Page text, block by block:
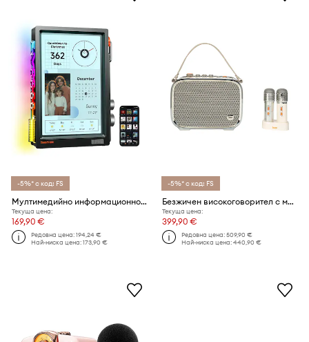
-5%* с код: FS
Мултимедийно информационно табло Divoom Times Frame 25,4 x 13,97 x 2,51 cm
Текуща цена:
169,90 €
Редовна цена:194,24 €
Най-ниска цена:173,90 €
-5%* с код: FS
Безжичен високоговорител с микрофони Divoom SongBird Ultra 100W
Текуща цена:
399,90 €
Редовна цена:509,90 €
Най-ниска цена:440,90 €